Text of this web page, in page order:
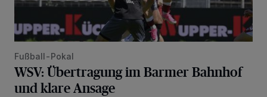
Fußball-Pokal
WSV: Übertragung im Barmer Bahnhof
und klare Ansage